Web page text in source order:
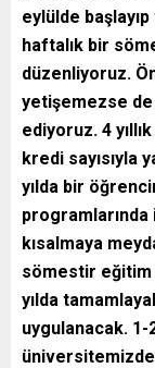
eylülde
haftalık bir
düzenliyoruz.
yetişemezse
ediyoruz. 4
kredi sayısıyla
yılda bir
programlarında
kısalmaya
sömestir
yılda
uygulanacak.